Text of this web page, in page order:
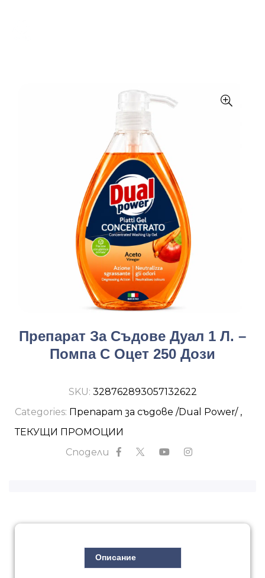
Препарат За Съдове Дуал 1 Л. –
Помпа С Оцет 250 Дози
SKU: 328762893057132622
Categories: Препарат за съдове /Dual Power/,
ТЕКУЩИ ПРОМОЦИИ
Сподели
Описание